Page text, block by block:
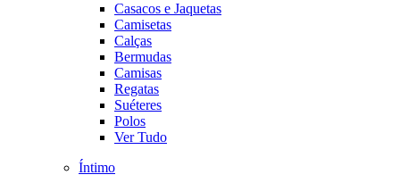
Casacos e Jaquetas
Camisetas
Calças
Bermudas
Camisas
Regatas
Suéteres
Polos
Ver Tudo
Íntimo